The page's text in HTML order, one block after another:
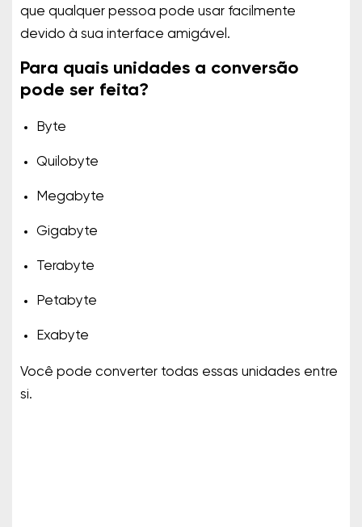
que qualquer pessoa pode usar facilmente
devido à sua interface amigável.
Para quais unidades a conversão
pode ser feita?
Byte
Quilobyte
Megabyte
Gigabyte
Terabyte
Petabyte
Exabyte
Você pode converter todas essas unidades entre
si.